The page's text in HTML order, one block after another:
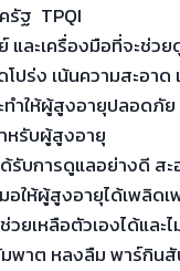
รัฐ TPQI
และเครื่องมือที่จะช่ว
ร่ง เน้นความสะอาด
ำให้ผู้สูงอายุปลอดภัย
หรับผู้สูงอายุ
ด้รับการดูแลอย่างดี
อให้ผู้สูงอายุได้เพลิดเ
เหลือตัวเองได้และไ
พาต หลงลืม พาร์กิน